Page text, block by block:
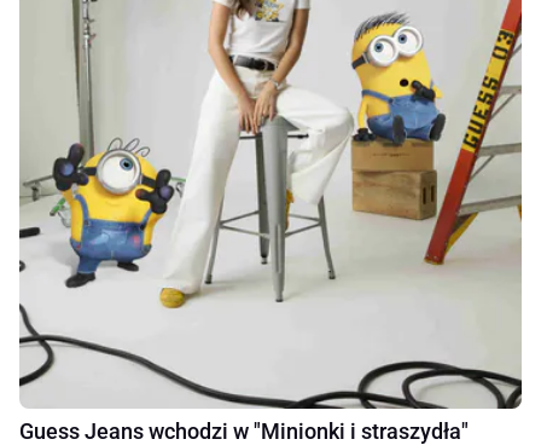
Guess Jeans wchodzi w "Minionki i straszydła"